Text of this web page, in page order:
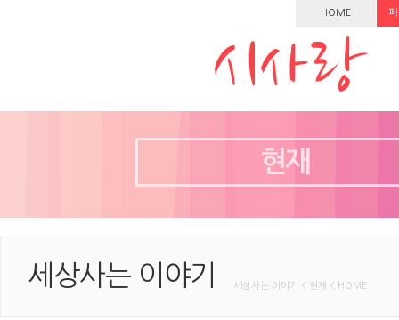
HOME
현재
세상사는 이야기 세상사는 이야기 < 현재 < HOME